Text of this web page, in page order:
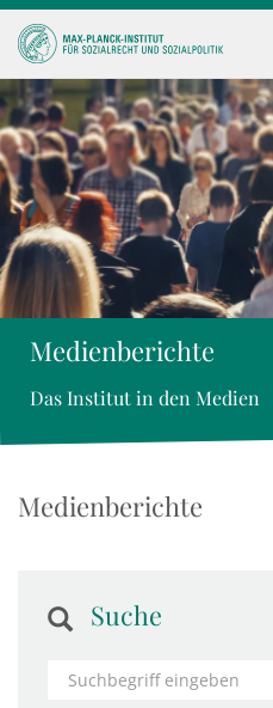
Medienberichte
Das Institut in den Medien
Medienberichte
Suche